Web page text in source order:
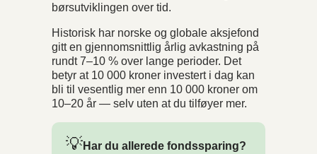
børsutviklingen over tid.
Historisk har norske og globale aksjefond
gitt en gjennomsnittlig årlig avkastning på
rundt 7–10 % over lange perioder. Det
betyr at 10 000 kroner investert i dag kan
bli til vesentlig mer enn 10 000 kroner om
10–20 år — selv uten at du tilføyer mer.
💡Har du allerede fondssparing?